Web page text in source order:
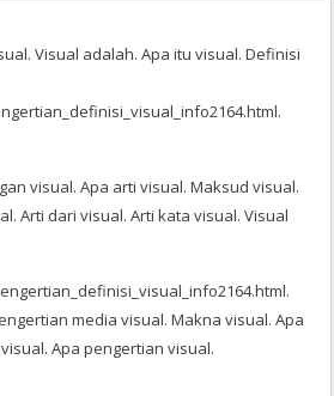
Visual adalah. Apa itu visual. Definisi
visual. Apa arti visual. Maksud visual.
Arti dari visual. Arti kata visual. Visual
media visual. Makna visual. Apa
Apa pengertian visual.